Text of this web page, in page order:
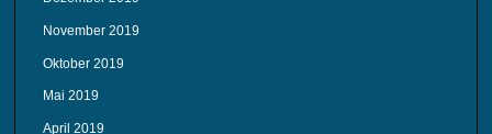
November 2019
Oktober 2019
Mai 2019
April 2019